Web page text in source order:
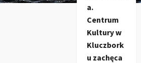
a.
Centrum
Kultury w
Kluczbork
u zachęca